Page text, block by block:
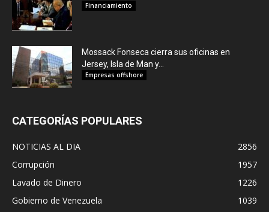
Financiamiento
Mossack Fonseca cierra sus oficinas en
Jersey, Isla de Man y...
Empresas offshore
CATEGORÍAS POPULARES
NOTICIAS AL DIA
2856
Corrupción
1957
Lavado de Dinero
1226
Gobierno de Venezuela
1039